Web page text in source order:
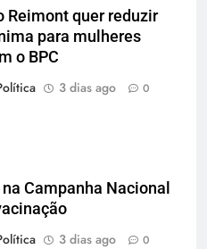
Reimont quer reduzir
para mulheres
o BPC
3 dias ago 0
Campanha Nacional
3 dias ago 0